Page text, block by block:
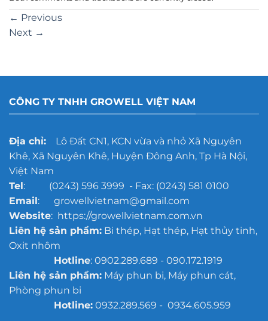
← Previous
Next →
CÔNG TY TNHH GROWELL VIỆT NAM
Địa chỉ:Lô Đất CN1, KCN vừa và nhỏ Xã Nguyên
Khê, Xã Nguyên Khê, Huyện Đông Anh, Tp Hà Nội,
Việt Nam
Tel: (0243) 596 3999 - Fax: (0243) 581 0100
Email: growellvietnam@gmail.com
Website: https://growellvietnam.com.vn
Liên hệ sản phẩm:Bi thép, Hạt thép, Hạt thủy tinh,
Oxit nhôm
Hotline: 0902.289.689 - 090.172.1919
Liên hệ sản phẩm:Máy phun bi, Máy phun cát,
Phòng phun bi
Hotline:0932.289.569 - 0934.605.959